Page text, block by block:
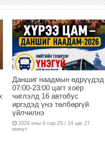
Даншиг наадмын өдрүүдэд
07:00-23:00 цагт хоёр
чиглэлд 16 автобус
иргэдэд үнэ төлбөргүй
үйлчилнэ
2026 оны 6 сар 25 / 14 цаг 27
минут